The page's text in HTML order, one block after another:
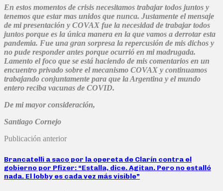
En estos momentos de crisis necesitamos trabajar todos juntos y
tenemos que estar mas unidos que nunca. Justamente el mensaje
de mi presentación y COVAX fue la necesidad de trabajar todos
juntos porque es la única manera en la que vamos a derrotar esta
pandemia. Fue una gran sorpresa la repercusión de mis dichos y
no pude responder antes porque ocurrió en mi madrugada.
Lamento el foco que se está haciendo de mis comentarios en un
encuentro privado sobre el mecanismo COVAX y continuamos
trabajando conjuntamente para que la Argentina y el mundo
entero reciba vacunas de COVID.
De mi mayor consideración,
Santiago Cornejo
Publicación anterior
Brancatelli a saco por la opereta de Clarín contra el
gobierno por Pfizer: “Estalla, dice. Agitan. Pero no estalló
nada. El lobby es cada vez más visible”